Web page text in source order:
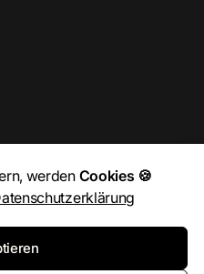
werden Cookies 🍪
2026